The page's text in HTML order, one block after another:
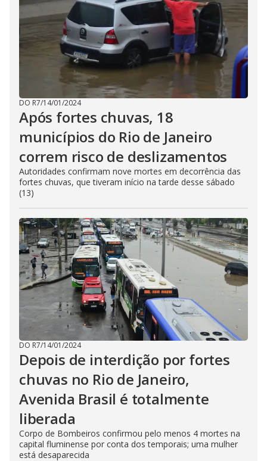
DO R7/14/01/2024
Após fortes chuvas, 18
municípios do Rio de Janeiro
correm risco de deslizamentos
Autoridades confirmam nove mortes em decorrência das
fortes chuvas, que tiveram início na tarde desse sábado
(13)
DO R7/14/01/2024
Depois de interdição por fortes
chuvas no Rio de Janeiro,
Avenida Brasil é totalmente
liberada
Corpo de Bombeiros confirmou pelo menos 4 mortes na
capital fluminense por conta dos temporais; uma mulher
está desaparecida